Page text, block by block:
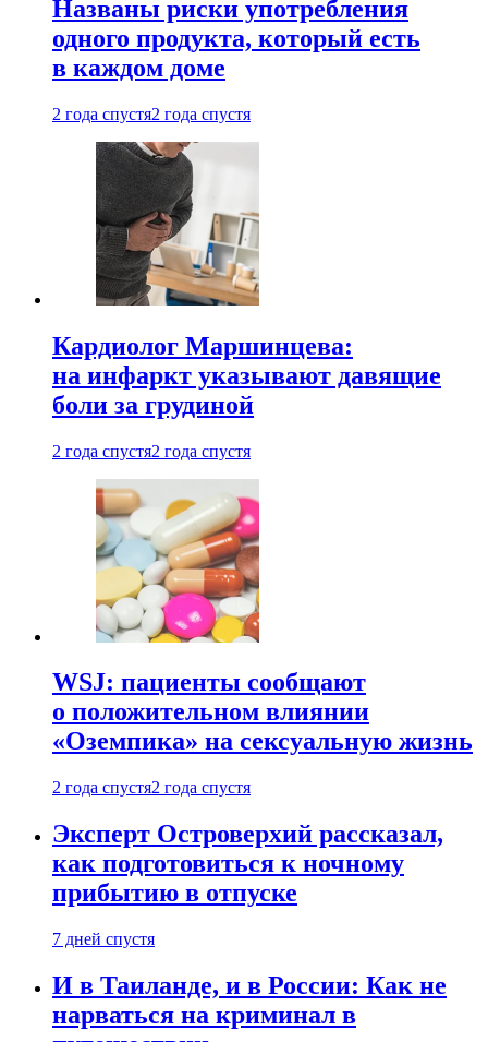
Названы риски употребления
одного продукта, который есть
в каждом доме
2 года спустя2 года спустя
Кардиолог Маршинцева:
на инфаркт указывают давящие
боли за грудиной
2 года спустя2 года спустя
WSJ: пациенты сообщают
о положительном влиянии
«Оземпика» на сексуальную жизнь
2 года спустя2 года спустя
Эксперт Островерхий рассказал,
как подготовиться к ночному
прибытию в отпуске
7 дней спустя
И в Таиланде, и в России: Как не
нарваться на криминал в